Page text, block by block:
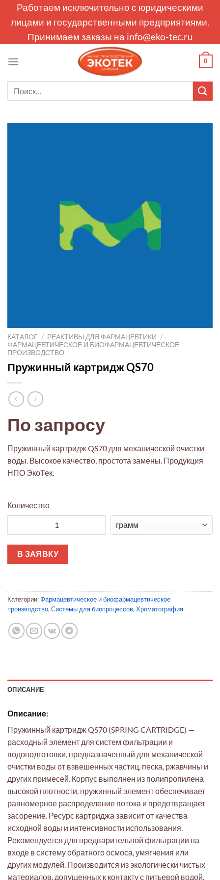
Работаем исключительно с юридическими
лицами и государственными предприятиями.
Принимаем заказы на info@eko-tec.ru
0
КАТАЛОГ / РЕАКТИВЫ ДЛЯ ФАРМАЦЕВТИКИ /
ФАРМАЦЕВТИЧЕСКОЕ И БИОФАРМАЦЕВТИЧЕСКОЕ
ПРОИЗВОДСТВО
Пружинный картридж QS70
По запросу
Пружинный картридж QS70 для механической очистки
воды. Высокое качество, простота замены. Продукция
НПО ЭкоТек.
Количество
В ЗАЯВКУ
Категории:Фармацевтическое и биофармацевтическое
производство, Системы для биопроцессов, Хроматография
ОПИСАНИЕ
Описание:
Пружинный картридж QS70 (SPRING CARTRIDGE) —
расходный элемент для систем фильтрации и
водоподготовки, предназначенный для механической
очистки воды от взвешенных частиц, песка, ржавчины и
других примесей. Корпус выполнен из полипропилена
высокой плотности, пружинный элемент обеспечивает
равномерное распределение потока и предотвращает
засорение. Ресурс картриджа зависит от качества
исходной воды и интенсивности использования.
Рекомендуется для предварительной фильтрации на
входе в систему обратного осмоса, умягчения или
других модулей. Производится из экологически чистых
материалов, допущенных к контакту с питьевой водой.